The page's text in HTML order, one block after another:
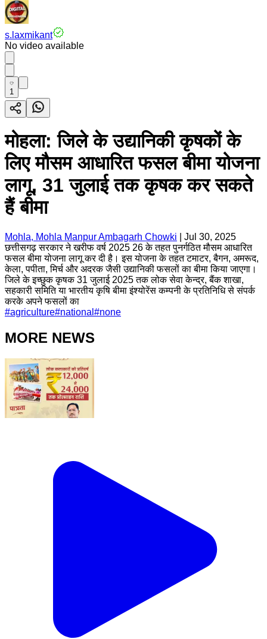
s.laxmikant
No video available
1
मोहला: जिले के उद्यानिकी कृषकों के
लिए मौसम आधारित फसल बीमा योजना
लागू, 31 जुलाई तक कृषक कर सकते
हैं बीमा
Mohla, Mohla Manpur Ambagarh Chowki
Jul 30, 2025
छत्तीसगढ़ सरकार ने खरीफ वर्ष 2025 26 के तहत पुनर्गठित मौसम आधारित
फसल बीमा योजना लागू कर दी है। इस योजना के तहत टमाटर, बैगन, अमरूद,
केला, पपीता, मिर्च और अदरक जैसी उद्यानिकी फसलों का बीमा किया जाएगा।
जिले के इच्छुक कृषक 31 जुलाई 2025 तक लोक सेवा केन्द्र, बैंक शाखा,
सहकारी समिति या भारतीय कृषि बीमा इंश्योरेंस कम्पनी के प्रतिनिधि से संपर्क
करके अपने फसलों का
#agriculture#national #none
MORE NEWS